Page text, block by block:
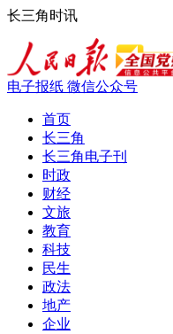
长三角时讯
电子报纸 微信公众号
首页
长三角
长三角电子刊
时政
财经
文旅
教育
科技
民生
政法
地产
企业